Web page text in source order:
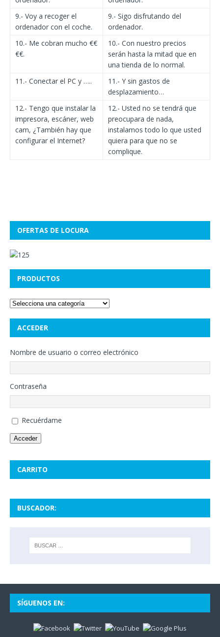
9.- Voy a recoger el
ordenador con el coche.
9.- Sigo disfrutando del
ordenador.
10.- Me cobran mucho €€
€€.
10.- Con nuestro precios
serán hasta la mitad que en
una tienda de lo normal.
11.- Conectar el PC y …..
11.- Y sin gastos de
desplazamiento…
12.- Tengo que instalar la
impresora, escáner, web
cam, ¿También hay que
configurar el Internet?
12.- Usted no se tendrá que
preocupara de nada,
instalamos todo lo que usted
quiera para que no se
complique.
OFERTAS DE LOCURA
PRODUCTOS
ACCEDER
Nombre de usuario o correo electrónico
Contraseña
Recuérdame
Acceder
CARRITO
BUSCADOR:
SÍGUENOS EN: